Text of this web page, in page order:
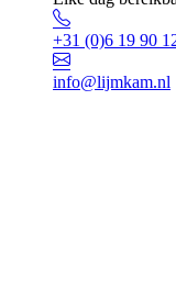
+31 (0)6 19 90
info@lijmkam.nl